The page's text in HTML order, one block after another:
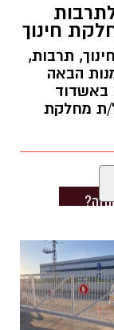
חינוך
תרבות,
הבאה
באשדוד
ת מחלקת